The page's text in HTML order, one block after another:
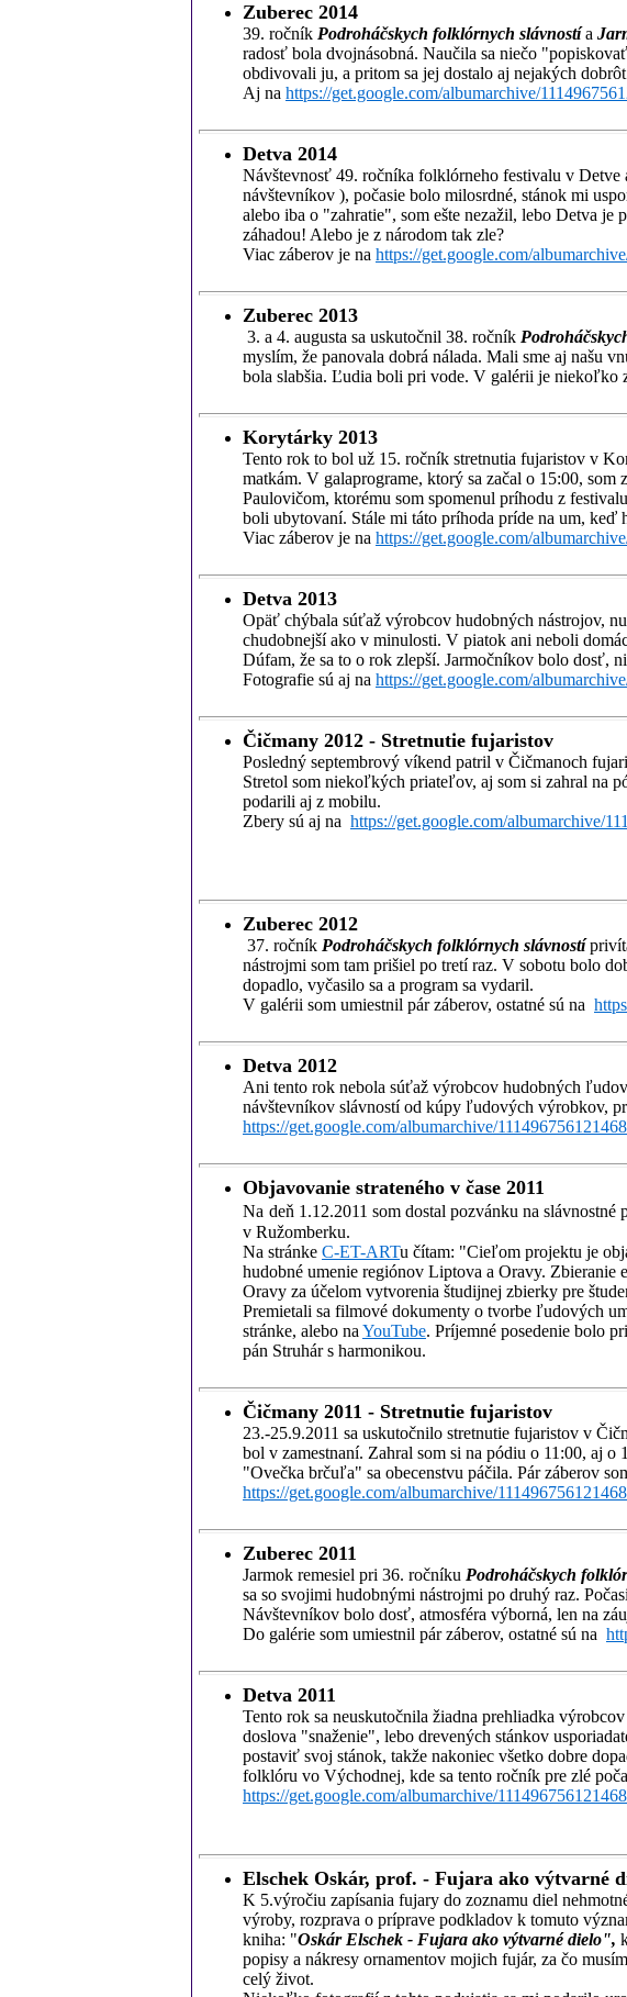
Zuberec 2014
39. ročník Podroháčskych folklórnych slávnostía
radosť bola dvojnásobná. Naučila sa niečo
obdivovali ju, a pritom sa jej dostalo aj nejakých
Aj na https://get.google.com/albumarchive/
Detva 2014
Návštevnosť 49. ročníka folklórneho festivalu v
návštevníkov ), počasie bolo milosrdné, stánok mi
alebo iba o "zahratie", som ešte nezažil, lebo Detva
záhadou! Alebo je z národom tak zle?
Viac záberov je na https://get.google.com/
Zuberec 2013
3. a 4. augusta sa uskutočnil 38. ročník
myslím, že panovala dobrá nálada. Mali sme aj našu
bola slabšia. Ľudia boli pri vode. V galérii je niekoľko
Korytárky 2013
Tento rok to bol už 15. ročník stretnutia fujaristov v
matkám. V galaprograme, ktorý sa začal o 15:00, som
Paulovičom, ktorému som spomenul príhodu z
boli ubytovaní. Stále mi táto príhoda príde na um,
Viac záberov je na https://get.google.com/
Detva 2013
Opäť chýbala súťaž výrobcov hudobných nástrojov,
chudobnejší ako v minulosti. V piatok ani neboli
Dúfam, že sa to o rok zlepší. Jarmočníkov bolo dosť,
Fotografie sú aj na https://get.google.com/
Čičmany 2012 - Stretnutie fujaristov
Posledný septembrový víkend patril v Čičmanoch
Stretol som niekoľkých priateľov, aj som si zahral na
podarili aj z mobilu.
Zbery sú aj na https://get.google.com/albumarchive/
Zuberec 2012
37. ročník Podroháčskych folklórnych slávností
nástrojmi som tam prišiel po tretí raz. V sobotu bolo
dopadlo, vyčasilo sa a program sa vydaril.
V galérii som umiestnil pár záberov, ostatné sú na
Detva 2012
Ani tento rok nebola súťaž výrobcov hudobných
návštevníkov slávností od kúpy ľudových výrobkov,
https://get.google.com/albumarchive/
Objavovanie strateného v čase 2011
Na deň 1.12.2011 som dostal pozvánku na
v Ružomberku.
Na stránke C-ET-ARTu čítam: "Cieľom projektu je
hudobné umenie regiónov Liptova a Oravy.
Oravy za účelom vytvorenia študijnej zbierky pre
Premietali sa filmové dokumenty o tvorbe ľudových
stránke, alebo na YouTube. Príjemné posedenie bolo
pán Struhár s harmonikou.
Čičmany 2011 - Stretnutie fujaristov
23.-25.9.2011 sa uskutočnilo stretnutie fujaristov v
bol v zamestnaní. Zahral som si na pódiu o 11:00, aj
"Ovečka brčuľa" sa obecenstvu páčila. Pár záberov
https://get.google.com/albumarchive/
Zuberec 2011
Jarmok remesiel pri 36. ročníku Podroháčskych
sa so svojimi hudobnými nástrojmi po druhý raz.
Návštevníkov bolo dosť, atmosféra výborná, len na
Do galérie som umiestnil pár záberov, ostatné sú na
Detva 2011
Tento rok sa neuskutočnila žiadna prehliadka
doslova "snaženie", lebo drevených stánkov
postaviť svoj stánok, takže nakoniec všetko dobre
folklóru vo Východnej, kde sa tento ročník pre zlé
https://get.google.com/albumarchive/
Elschek Oskár, prof. - Fujara ako výtvarné
K 5.výročiu zapísania fujary do zoznamu diel
výroby, rozprava o príprave podkladov k tomuto
kniha: "Oskár Elschek - Fujara ako výtvarné dielo",
popisy a nákresy ornamentov mojich fujár, za čo
celý život.